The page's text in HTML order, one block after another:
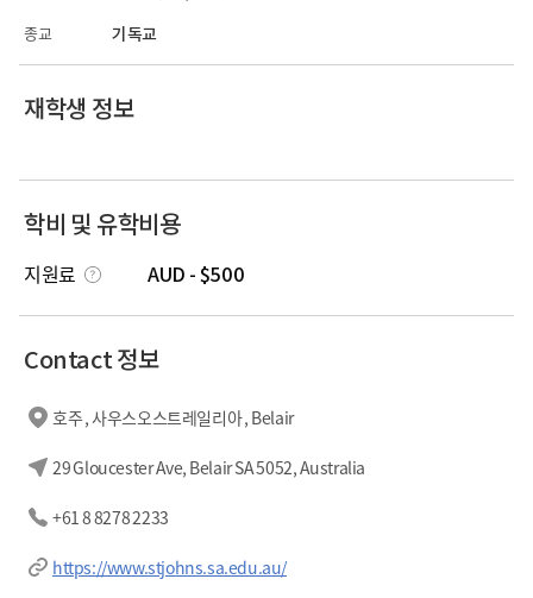
종교 기독교
재학생 정보
학비 및 유학비용
지원료 AUD - $500
Contact 정보
호주 , 사우스오스트레일리아 , Belair
29 Gloucester Ave, Belair SA 5052, Australia
+61 8 8278 2233
https://www.stjohns.sa.edu.au/